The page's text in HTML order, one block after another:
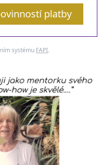
platby
systému FAPI.